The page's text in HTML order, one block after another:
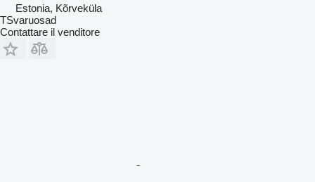
Estonia, Kõrveküla
TSvaruosad
Contattare il venditore